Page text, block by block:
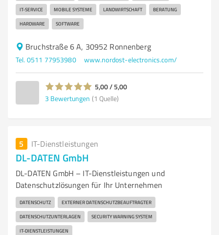
IT-SERVICE MOBILE SYSTEME LANDWIRTSCHAFT BERATUNG
HARDWARE SOFTWARE
Bruchstraße 6 A, 30952 Ronnenberg
Tel. 0511 77953980 www.nordost-electronics.com/
5,00 / 5,00
3 Bewertungen (1 Quelle)
5 IT-Dienstleistungen
DL-DATEN GmbH
DL-DATEN GmbH – IT-Dienstleistungen und
Datenschutzlösungen für Ihr Unternehmen
DATENSCHUTZ EXTERNER DATENSCHUTZBEAUFTRAGTER
DATENSCHUTZUNTERLAGEN SECURITY WARNING SYSTEM
IT-DIENSTLEISTUNGEN